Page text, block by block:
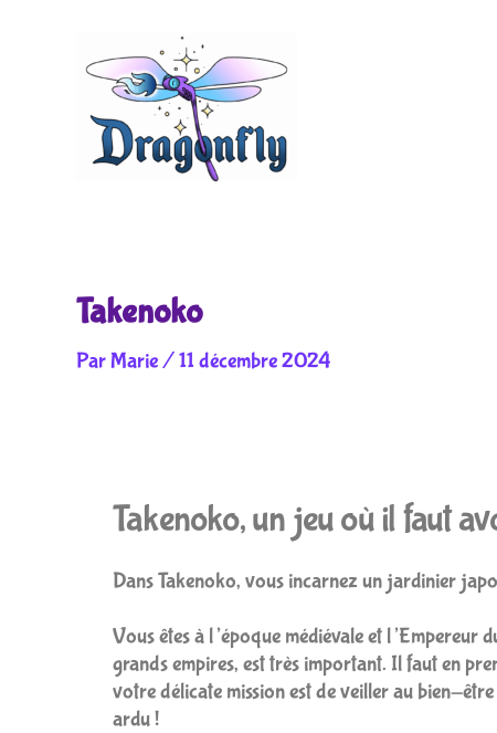
Takenoko
ParMarie/11 décembre 2024
Takenoko, un jeu où il faut
Dans Takenoko, vous incarnez un jardinier
Vous êtes à l’époque médiévale et
grands empires, est très important. Il faut en
votre délicate mission est de veiller au bien-
ardu !